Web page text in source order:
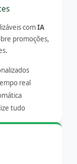
comIA
promoções,
real
tudo